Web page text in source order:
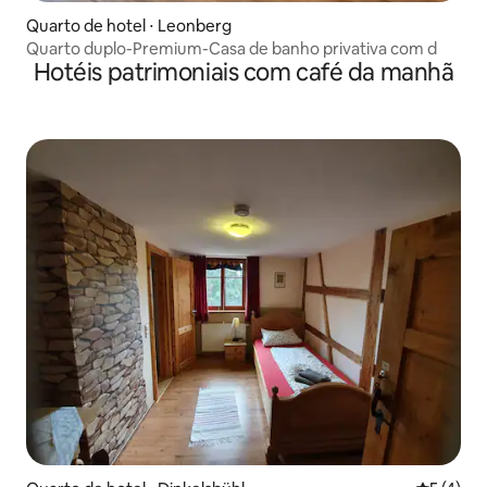
Quarto de hotel ⋅ Leonberg
Quarto duplo-Premium-Casa de banho privativa com d
Hotéis patrimoniais com café da manhã